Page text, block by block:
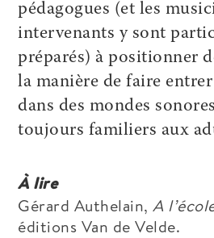
pédagogues (et les
intervenants y sont
préparés) à positionner
la manière de faire
dans des mondes
toujours familiers aux
À lire
Gérard Authelain,A
éditions Van de Velde.